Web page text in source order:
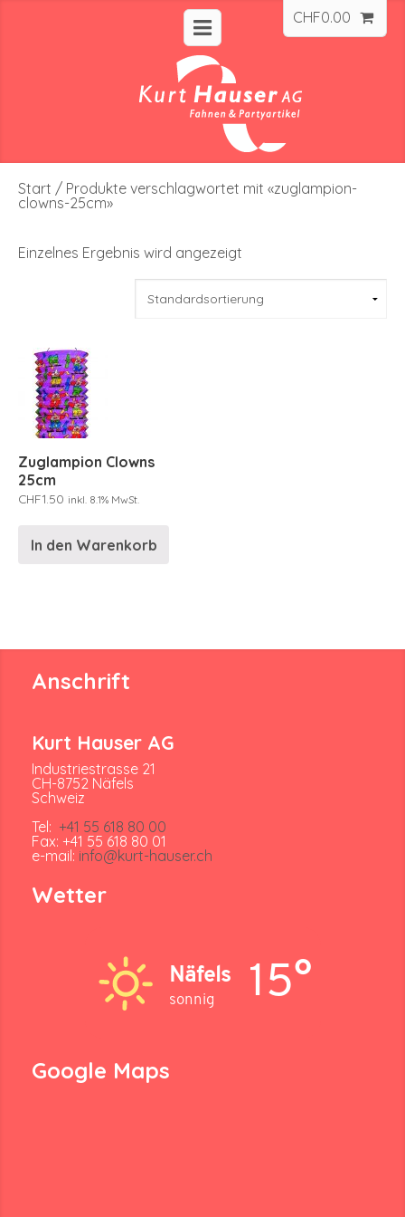
CHF0.00
Start / Produkte verschlagwortet mit «zuglampion-
clowns-25cm»
Einzelnes Ergebnis wird angezeigt
Zuglampion Clowns
25cm
CHF1.50 inkl. 8.1% MwSt.
In den Warenkorb
Anschrift
Kurt Hauser AG
Industriestrasse 21
CH-8752 Näfels
Schweiz
Tel: +41 55 618 80 00
Fax: +41 55 618 80 01
e-mail: info@kurt-hauser.ch
Wetter
Näfels
sonnig 15°
Google Maps